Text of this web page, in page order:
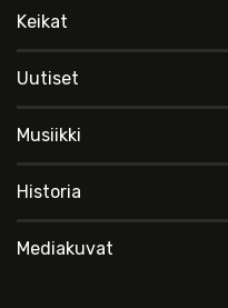
Keikat
Uutiset
Musiikki
Historia
Mediakuvat